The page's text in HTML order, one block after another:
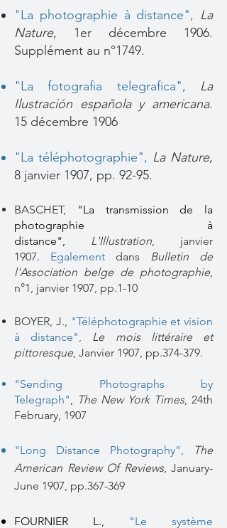
"La photographie à distance", La
Nature, 1er décembre 1906.
Supplément au n°1749.
"La fotografia telegrafica",
La
Ilustración española y americana.
15 décembre 1906
"La téléphotographie", La Nature,
8 janvier 1907, pp. 92-95.
BASCHET,
"La transmission de la
photographie à
distance",
L'Illustration, janvier
1907. Egalement dans Bulletin de
l'Association belge de photographie,
n°1, janvier 1907, pp.1-10
BOYER, J., "Téléphotographie et vision
à distance",
Le mois littéraire et
pittoresque, Janvier 1907, pp.374-379.
"Sending Photographs by
Telegraph", The New York Times, 24th
February, 1907
"Long Distance Photography",
The
American Review Of Reviews, January-
June 1907, pp.367-369
FOURNIER L., "Le système